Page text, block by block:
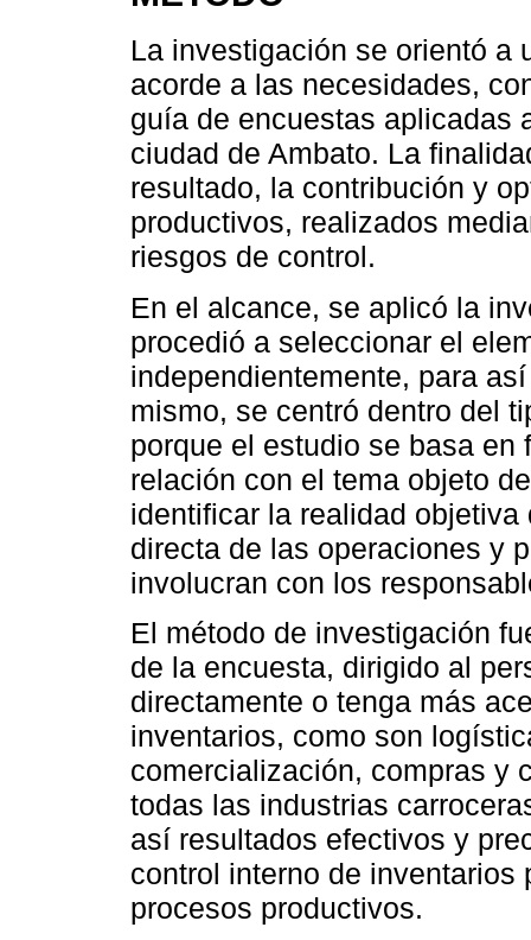
La investigación se orientó a
acorde a las necesidades,
guía de encuestas aplicadas
ciudad de Ambato. La
resultado, la contribución y
productivos, realizados
riesgos de control.
En el alcance, se aplicó la
procedió a seleccionar el
independientemente, para
mismo, se centró dentro del
porque el estudio se basa
relación con el tema objeto
identificar la realidad
directa de las operaciones y
involucran con los
El método de investigación
de la encuesta, dirigido al
directamente o tenga más
inventarios, como son
comercialización, compras y
todas las industrias
así resultados efectivos y
control interno de
procesos productivos.